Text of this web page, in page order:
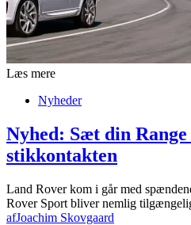
Læs mere
Nyheder
Nyhed: Sæt din
stikkontakten
Land Rover kom i går med
Rover Sport bliver nemlig
afJoachim Skovgaard